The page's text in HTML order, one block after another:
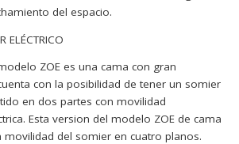
del espacio.
ELÉCTRICO
ZOE es una cama con gran
con la posibilidad de tener un somier
en dos partes con movilidad
Esta version del modelo ZOE de cama
movilidad del somier en cuatro planos.